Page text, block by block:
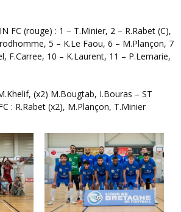
5 – K.Le Faou, 6 – M.Plançon, 7
F.Carree, 10 – K.Laurent, 11 – P.Lemarie,
: R.Rabet (x2), M.Plançon, T.Minier